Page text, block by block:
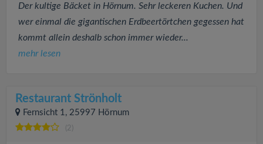
Der kultige Bäcket in Hörnum. Sehr leckeren Kuchen. Und
wer einmal die gigantischen Erdbeertörtchen gegessen hat
kommt allein deshalb schon immer wieder...
mehr lesen
Restaurant Strönholt
Fernsicht 1, 25997 Hörnum
(2)